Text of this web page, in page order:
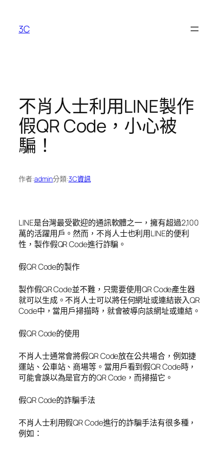
3C
不肖人士利用LINE製作
假QR Code，小心被
騙！
作者:admin分類:3C資訊
LINE是台灣最受歡迎的通訊軟體之一，擁有超過2,100
萬的活躍用戶。然而，不肖人士也利用LINE的便利
性，製作假QR Code進行詐騙。
假QR Code的製作
製作假QR Code並不難，只需要使用QR Code產生器
就可以生成。不肖人士可以將任何網址或連結嵌入QR
Code中，當用戶掃描時，就會被導向該網址或連結。
假QR Code的使用
不肖人士通常會將假QR Code放在公共場合，例如捷
運站、公車站、商場等。當用戶看到假QR Code時，
可能會誤以為是官方的QR Code，而掃描它。
假QR Code的詐騙手法
不肖人士利用假QR Code進行的詐騙手法有很多種，
例如：